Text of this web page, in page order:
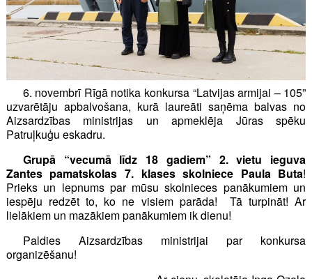
6. novembrī Rīgā notika konkursa “Latvijas armijai – 105”
uzvarētāju apbalvošana, kurā laureāti saņēma balvas no
Aizsardzības ministrijas un apmeklēja Jūras spēku
Patruļkuģu eskadru.
Grupā “vecumā līdz 18 gadiem” 2. vietu ieguva
Zantes pamatskolas 7. klases skolniece Paula Buta!
Prieks un lepnums par mūsu skolnieces panākumiem un
iespēju redzēt to, ko ne visiem parāda! Tā turpināt! Ar
lielākiem un mazākiem panākumiem ik dienu!
Paldies Aizsardzības ministrijai par konkursa
organizēšanu!